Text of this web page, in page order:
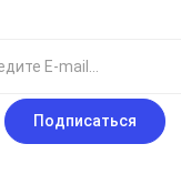
Подписаться